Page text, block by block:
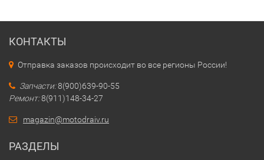
КОНТАКТЫ
Отправка заказов происходит во все регионы России!
Запчасти:8(900)639-90-55
Ремонт:8(911)148-34-27
magazin@motodraiv.ru
РАЗДЕЛЫ